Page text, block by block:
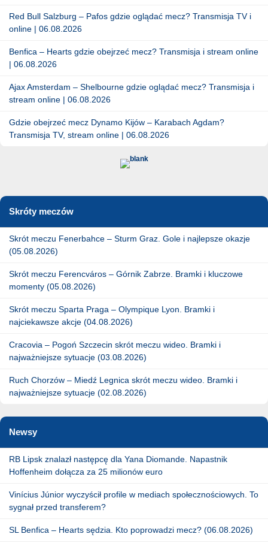
Red Bull Salzburg – Pafos gdzie oglądać mecz? Transmisja TV i
online | 06.08.2026
Benfica – Hearts gdzie obejrzeć mecz? Transmisja i stream online
| 06.08.2026
Ajax Amsterdam – Shelbourne gdzie oglądać mecz? Transmisja i
stream online | 06.08.2026
Gdzie obejrzeć mecz Dynamo Kijów – Karabach Agdam?
Transmisja TV, stream online | 06.08.2026
Skróty meczów
Skrót meczu Fenerbahce – Sturm Graz. Gole i najlepsze okazje
(05.08.2026)
Skrót meczu Ferencváros – Górnik Zabrze. Bramki i kluczowe
momenty (05.08.2026)
Skrót meczu Sparta Praga – Olympique Lyon. Bramki i
najciekawsze akcje (04.08.2026)
Cracovia – Pogoń Szczecin skrót meczu wideo. Bramki i
najważniejsze sytuacje (03.08.2026)
Ruch Chorzów – Miedź Legnica skrót meczu wideo. Bramki i
najważniejsze sytuacje (02.08.2026)
Newsy
RB Lipsk znalazł następcę dla Yana Diomande. Napastnik
Hoffenheim dołącza za 25 milionów euro
Vinícius Júnior wyczyścił profile w mediach społecznościowych. To
sygnał przed transferem?
SL Benfica – Hearts sędzia. Kto poprowadzi mecz? (06.08.2026)